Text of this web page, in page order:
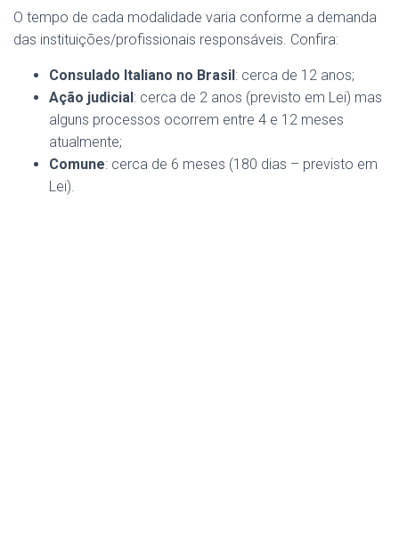
O tempo de cada modalidade varia conforme a demanda
das instituições/profissionais responsáveis. Confira:
Consulado Italiano no Brasil : cerca de 12 anos;
Ação judicial : cerca de 2 anos (previsto em Lei) mas
alguns processos ocorrem entre 4 e 12 meses
atualmente;
Comune: cerca de 6 meses (180 dias – previsto em
Lei).